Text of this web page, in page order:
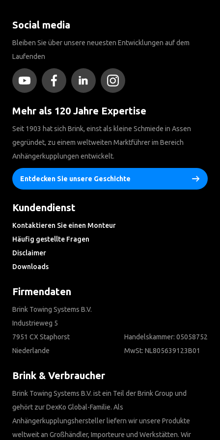
Social media
Bleiben Sie über unsere neuesten Entwicklungen auf dem
Laufenden
Mehr als 120 Jahre Expertise
Seit 1903 hat sich Brink, einst als kleine Schmiede in Assen
gegründet, zu einem weltweiten Marktführer im Bereich
Anhängerkupplungen entwickelt.
Entdecken Sie unsere Geschichte
Kundendienst
Kontaktieren Sie einen Monteur
Häufig gestellte Fragen
Disclaimer
Downloads
Firmendaten
Brink Towing Systems B.V.
Industrieweg 5
7951 CX Staphorst
Niederlande
Handelskammer: 05058752
MwSt: NL805639123B01
Brink & Verbraucher
Brink Towing Systems B.V. ist ein Teil der Brink Group und
gehört zur DexKo Global-Familie. Als
Anhängerkupplungshersteller liefern wir unsere Produkte
weltweit an Großhändler, Importeure und Werkstätten. Wir